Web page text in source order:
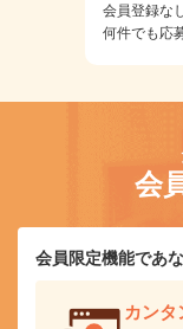
会員登録な
何件でも応
会
会員限定機能であ
カンタ